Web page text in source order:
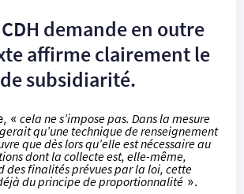
demande en outre
affirme clairement le
subsidiarité.
« cela ne s’impose pas. Dans la mesure
qu’une technique de renseignement
que dès lors qu’elle est nécessaire au
dont la collecte est, elle-même,
des finalités prévues par la loi, cette
du principe de proportionnalité ».